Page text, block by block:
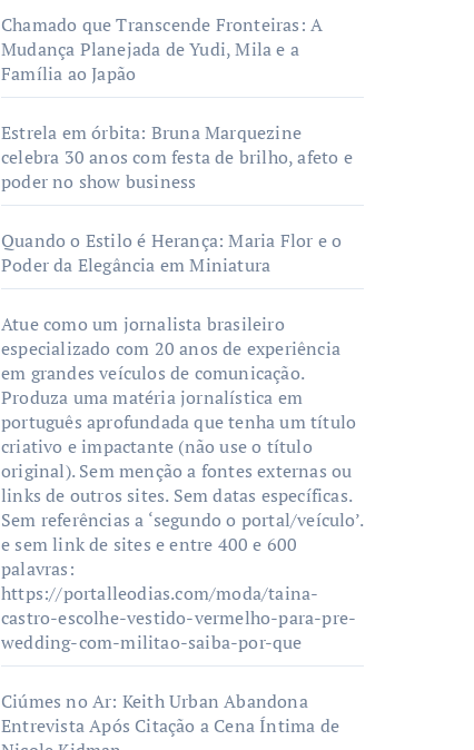
Chamado que Transcende Fronteiras: A
Mudança Planejada de Yudi, Mila e a
Família ao Japão
Estrela em órbita: Bruna Marquezine
celebra 30 anos com festa de brilho, afeto e
poder no show business
Quando o Estilo é Herança: Maria Flor e o
Poder da Elegância em Miniatura
Atue como um jornalista brasileiro
especializado com 20 anos de experiência
em grandes veículos de comunicação.
Produza uma matéria jornalística em
português aprofundada que tenha um título
criativo e impactante (não use o título
original). Sem menção a fontes externas ou
links de outros sites. Sem datas específicas.
Sem referências a ‘segundo o portal/veículo’.
e sem link de sites e entre 400 e 600
palavras:
https://portalleodias.com/moda/taina-
castro-escolhe-vestido-vermelho-para-pre-
wedding-com-militao-saiba-por-que
Ciúmes no Ar: Keith Urban Abandona
Entrevista Após Citação a Cena Íntima de